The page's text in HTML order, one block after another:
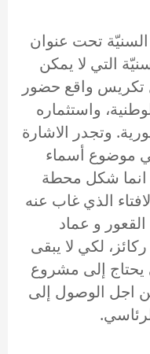
تحت عنوان
التي لا يمكن
تكريس واقع حضور
واستثماره
وتجدر الاشارة
موضوع أسماء
انما شكل محطة
الذي غاب عنه
القعور و عماد
لكي لا يبقى
يحتاج إلى مشروع
اجل الوصول إلى